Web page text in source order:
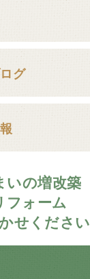
グ
いの増改築
フォーム
せください